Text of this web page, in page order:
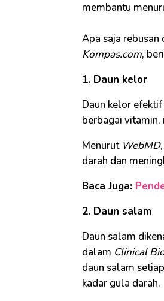
membantu
Apa saja
Kompas.com,
1. Daun kelor
Daun kelor
berbagai
Menurut WebMD
darah dan
Baca Juga:
2. Daun salam
Daun salam
dalam Clinical
daun salam
kadar gula darah.